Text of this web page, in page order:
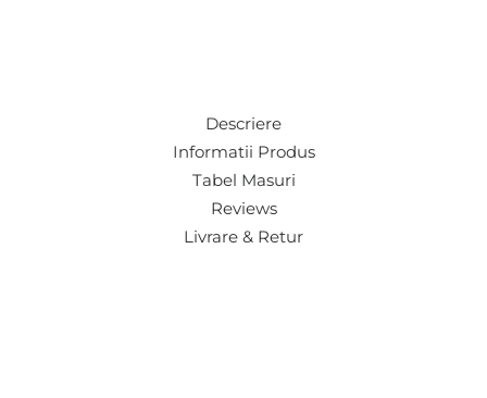
Descriere
Informatii Produs
Tabel Masuri
Reviews
Livrare & Retur